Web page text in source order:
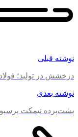
نوشته قبلی
درخشش در تولید؛ فولاد
نوشته بعدی
پشت‌پرده نیمکت